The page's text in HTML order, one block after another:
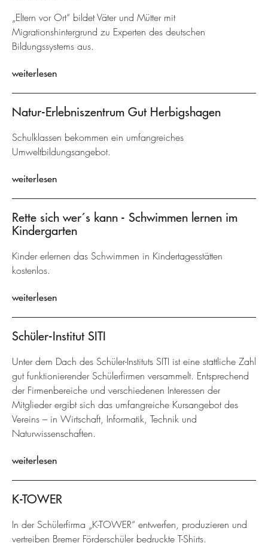
„Eltern vor Ort“ bildet Väter und Mütter mit
Migrationshintergrund zu Experten des deutschen
Bildungssystems aus.
weiterlesen
Natur-Erlebniszentrum Gut Herbigshagen
Schulklassen bekommen ein umfangreiches
Umweltbildungsangebot.
weiterlesen
Rette sich wer´s kann - Schwimmen lernen im
Kindergarten
Kinder erlernen das Schwimmen in Kindertagesstätten
kostenlos.
weiterlesen
Schüler-Institut SITI
Unter dem Dach des Schüler-Instituts SITI ist eine stattliche Zahl
gut funktionierender Schülerfirmen versammelt. Entsprechend
der Firmenbereiche und verschiedenen Interessen der
Mitglieder ergibt sich das umfangreiche Kursangebot des
Vereins – in Wirtschaft, Informatik, Technik und
Naturwissenschaften.
weiterlesen
K-TOWER
In der Schülerfirma „K-TOWER“ entwerfen, produzieren und
vertreiben Bremer Förderschüler bedruckte T-Shirts.